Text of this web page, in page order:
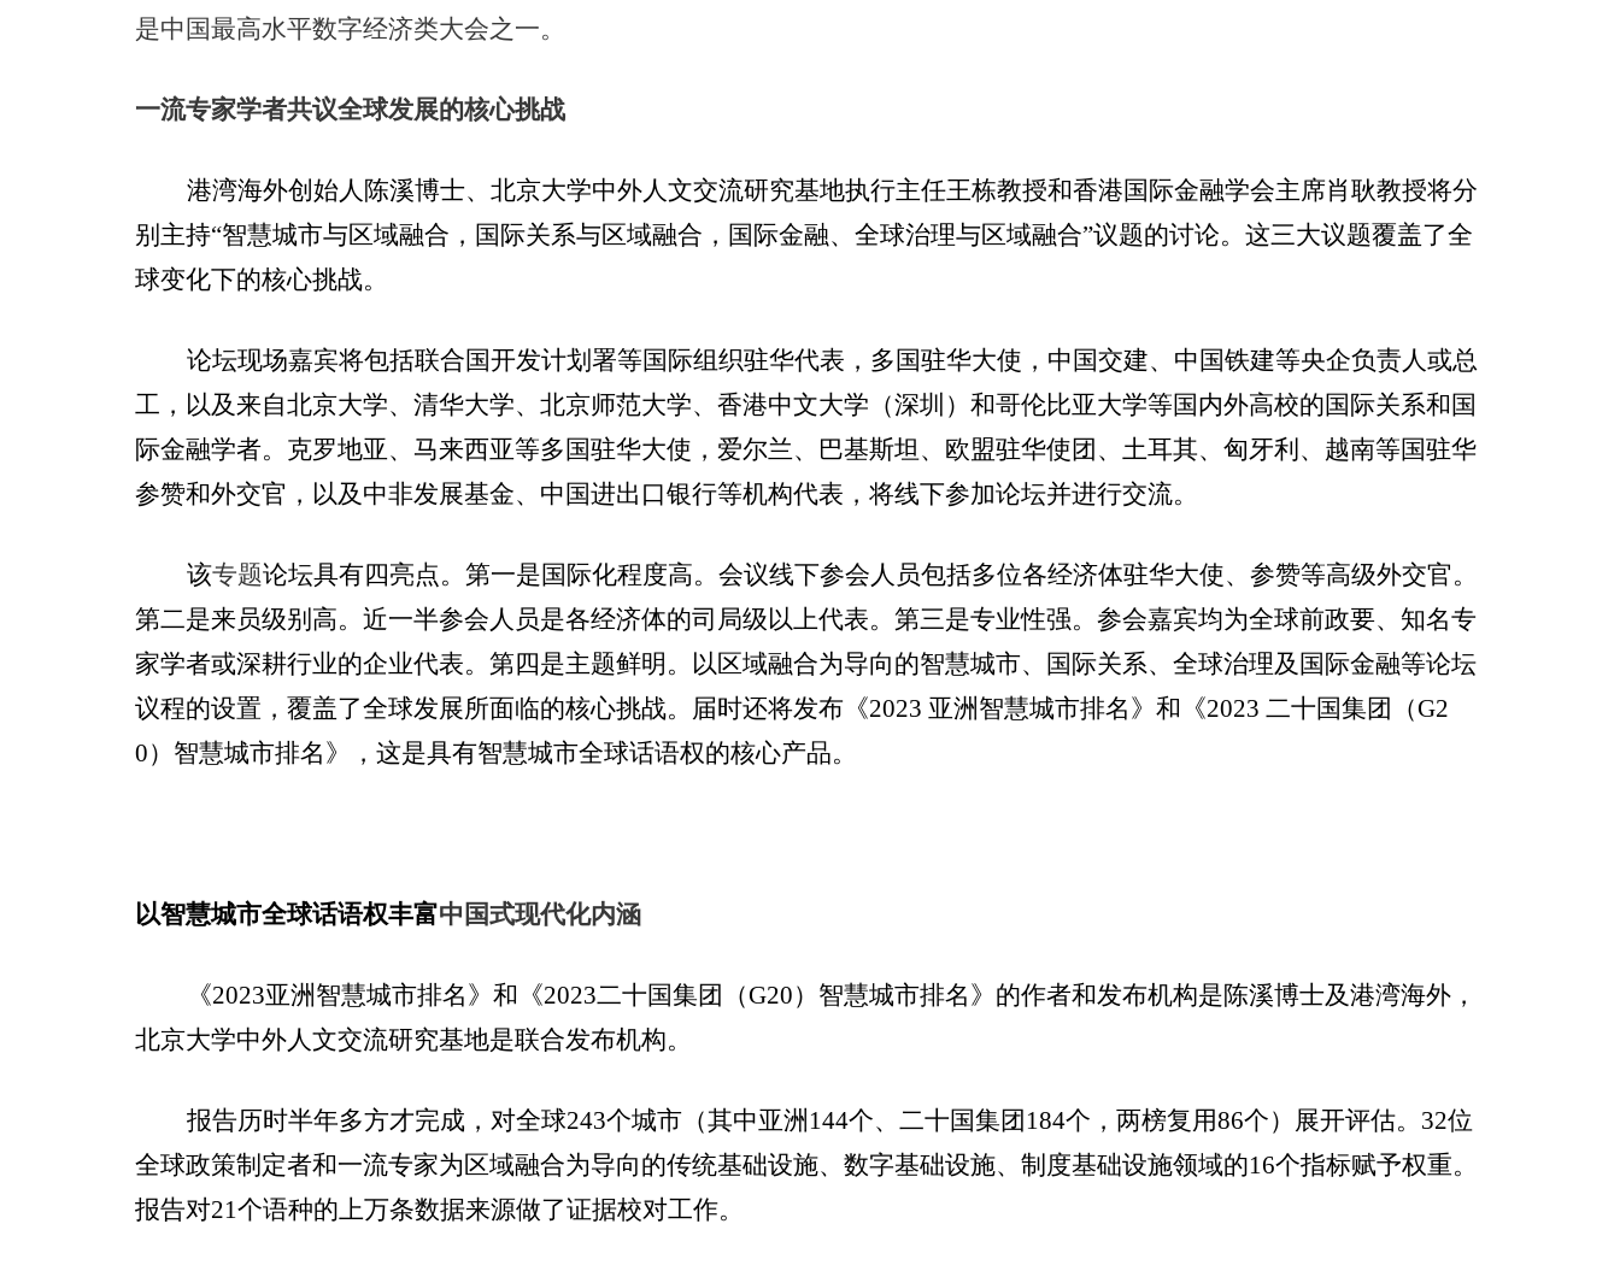
是中国最高水平数字经济类大会之一。
一流专家学者共议全球发展的核心挑战
港湾海外创始人陈溪博士、北京大学中外人文交流研究基地执行主任王栋教授和香港国际金融学会主席肖耿教授将分
别主持“智慧城市与区域融合，国际关系与区域融合，国际金融、全球治理与区域融合”议题的讨论。这三大议题覆盖了全
球变化下的核心挑战。
论坛现场嘉宾将包括联合国开发计划署等国际组织驻华代表，多国驻华大使，中国交建、中国铁建等央企负责人或总
工，以及来自北京大学、清华大学、北京师范大学、香港中文大学（深圳）和哥伦比亚大学等国内外高校的国际关系和国
际金融学者。克罗地亚、马来西亚等多国驻华大使，爱尔兰、巴基斯坦、欧盟驻华使团、土耳其、匈牙利、越南等国驻华
参赞和外交官，以及中非发展基金、中国进出口银行等机构代表，将线下参加论坛并进行交流。
该专题论坛具有四亮点。第一是国际化程度高。会议线下参会人员包括多位各经济体驻华大使、参赞等高级外交官。
第二是来员级别高。近一半参会人员是各经济体的司局级以上代表。第三是专业性强。参会嘉宾均为全球前政要、知名专
家学者或深耕行业的企业代表。第四是主题鲜明。以区域融合为导向的智慧城市、国际关系、全球治理及国际金融等论坛
议程的设置，覆盖了全球发展所面临的核心挑战。届时还将发布《2023 亚洲智慧城市排名》和《2023二十国集团（G2
0）智慧城市排名》，这是具有智慧城市全球话语权的核心产品。
以智慧城市全球话语权丰富中国式现代化内涵
《2023亚洲智慧城市排名》和《2023二十国集团（G20）智慧城市排名》的作者和发布机构是陈溪博士及港湾海外，
北京大学中外人文交流研究基地是联合发布机构。
报告历时半年多方才完成，对全球243个城市（其中亚洲 144个、二十国集团 184个，两榜复用86个）展开评估。 32位
全球政策制定者和一流专家为区域融合为导向的传统基础设施、数字基础设施、制度基础设施领域的16个指标赋予权重。
报告对21个语种的上万条数据来源做了证据校对工作。